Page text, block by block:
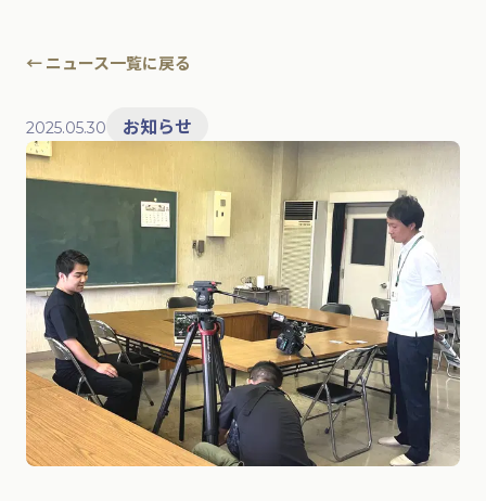
← ニュース一覧に戻る
2025.05.30 お知らせ